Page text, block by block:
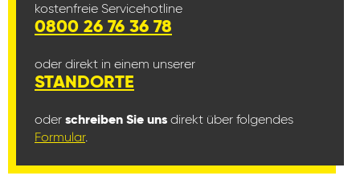
kostenfreie Servicehotline
0800 26 76 36 78
oder direkt in einem unserer
STANDORTE
oder schreiben Sie uns direkt über folgendes
Formular.